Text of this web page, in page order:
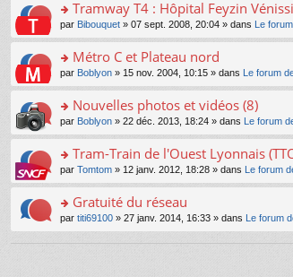
nt
s
ré
c
e
nt
le
pl
u
s
ré
c
e
nt
n
n
le
pl
u
s
ré
c
e
nt
a
g
e
n
n
le
pl
u
s
ré
c
e
nt
m
e
s
a
g
e
n
n
le
pl
u
s
ré
c
s
ult
er
le
m
e
s
a
g
e
n
n
le
pl
u
s
o
n
s
ult
er
le
m
e
s
a
g
e
n
n
Tramway T4 : Hôpital Feyzin
par Bibouquet » 07 sept. 2008, 20:04 » dans Le
o
n
s
ult
er
le
m
e
s
a
g
e
Métro C et Plateau nord
par Boblyon » 15 nov. 2004, 10:15 » dans Le forum
o
n
s
ult
er
le
m
e
s
s
Nouvelles photos et vidéos (8)
par Boblyon » 22 déc. 2013, 18:24 » dans Le forum
o
n
s
ult
er
Tram-Train de l'Ouest Lyonnais
par Tomtom » 12 janv. 2012, 18:28 » dans Le forum
o
n
s
Gratuité du réseau
par titi69100 » 27 janv. 2014, 16:33 » dans Le forum